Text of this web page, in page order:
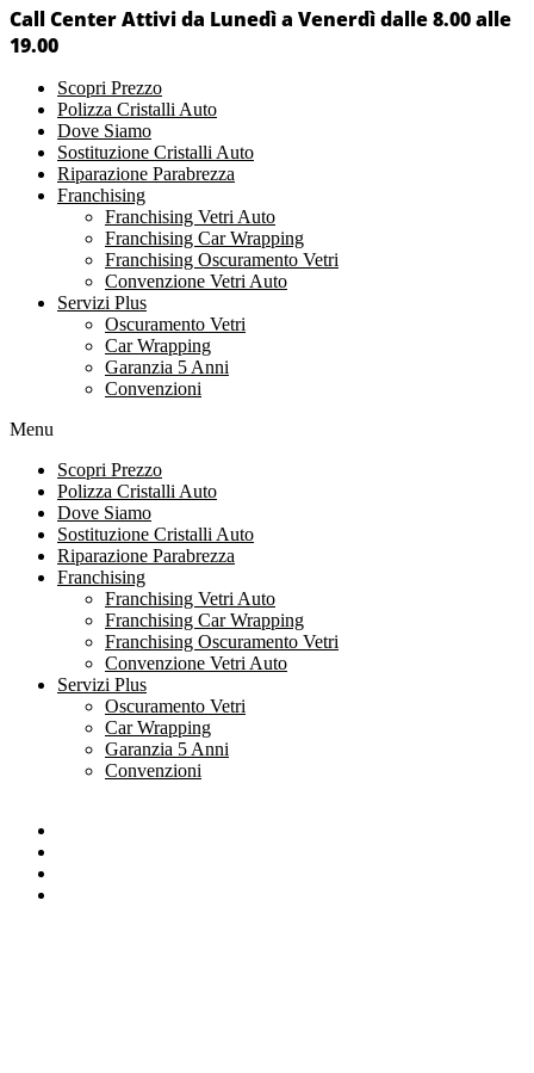
Call Center Attivi da Lunedì a Venerdì dalle 8.00 alle
19.00
Scopri Prezzo
Polizza Cristalli Auto
Dove Siamo
Sostituzione Cristalli Auto
Riparazione Parabrezza
Franchising
Franchising Vetri Auto
Franchising Car Wrapping
Franchising Oscuramento Vetri
Convenzione Vetri Auto
Servizi Plus
Oscuramento Vetri
Car Wrapping
Garanzia 5 Anni
Convenzioni
Menu
Scopri Prezzo
Polizza Cristalli Auto
Dove Siamo
Sostituzione Cristalli Auto
Riparazione Parabrezza
Franchising
Franchising Vetri Auto
Franchising Car Wrapping
Franchising Oscuramento Vetri
Convenzione Vetri Auto
Servizi Plus
Oscuramento Vetri
Car Wrapping
Garanzia 5 Anni
Convenzioni